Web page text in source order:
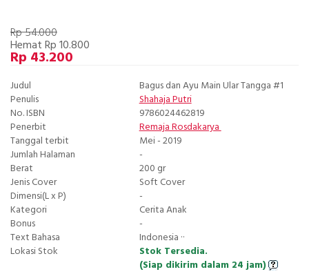
Rp 54.000
Hemat Rp 10.800
Rp 43.200
Judul
Bagus dan Ayu Main Ular Tangga #1
Penulis
Shahaja Putri
No. ISBN
9786024462819
Penerbit
Remaja Rosdakarya
Tanggal terbit
Mei - 2019
Jumlah Halaman
-
Berat
200 gr
Jenis Cover
Soft Cover
Dimensi(L x P)
-
Kategori
Cerita Anak
Bonus
-
Text Bahasa
Indonesia ··
Lokasi Stok
Stok Tersedia.
(Siap dikirim dalam 24 jam)